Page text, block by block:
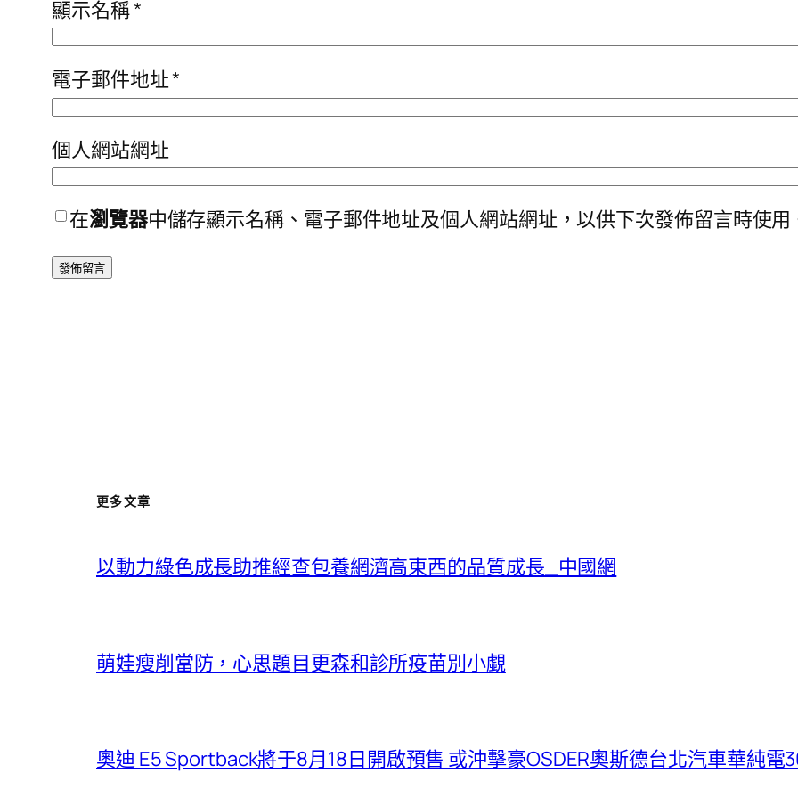
顯示名稱*
電子郵件地址*
個人網站網址
在瀏覽器中儲存顯示名稱、電子郵件地址及個人網站網址，以供下次發佈留言時使用
更多文章
以動力綠色成長助推經查包養網濟高東西的品質成長_中國網
萌娃瘦削當防，心思題目更森和診所疫苗別小覷
奧迪 E5 Sportback將于8月18日開啟預售 或沖擊豪OSDER奧斯德台北汽車華純電